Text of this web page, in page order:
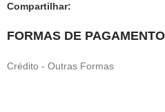
Compartilhar:
FORMAS DE PAGAMENTO
Crédito - Outras Formas